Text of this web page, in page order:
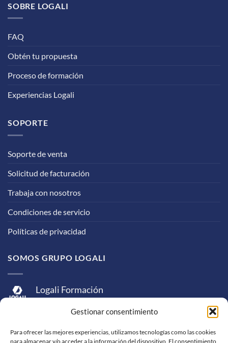
Gestionar consentimiento
Para ofrecer las mejores experiencias, utilizamos tecnologías como las cookies
para almacenar y/o acceder a la información del dispositivo. El consentimiento
SOBRE LOGALI
FAQ
Obtén tu propuesta
Proceso de formación
Experiencias Logali
SOPORTE
Soporte de venta
Solicitud de facturación
Trabaja con nosotros
Condiciones de servicio
Políticas de privacidad
SOMOS GRUPO LOGALI
Logali Formación
Logali Consultoría
Logali Ingeniería